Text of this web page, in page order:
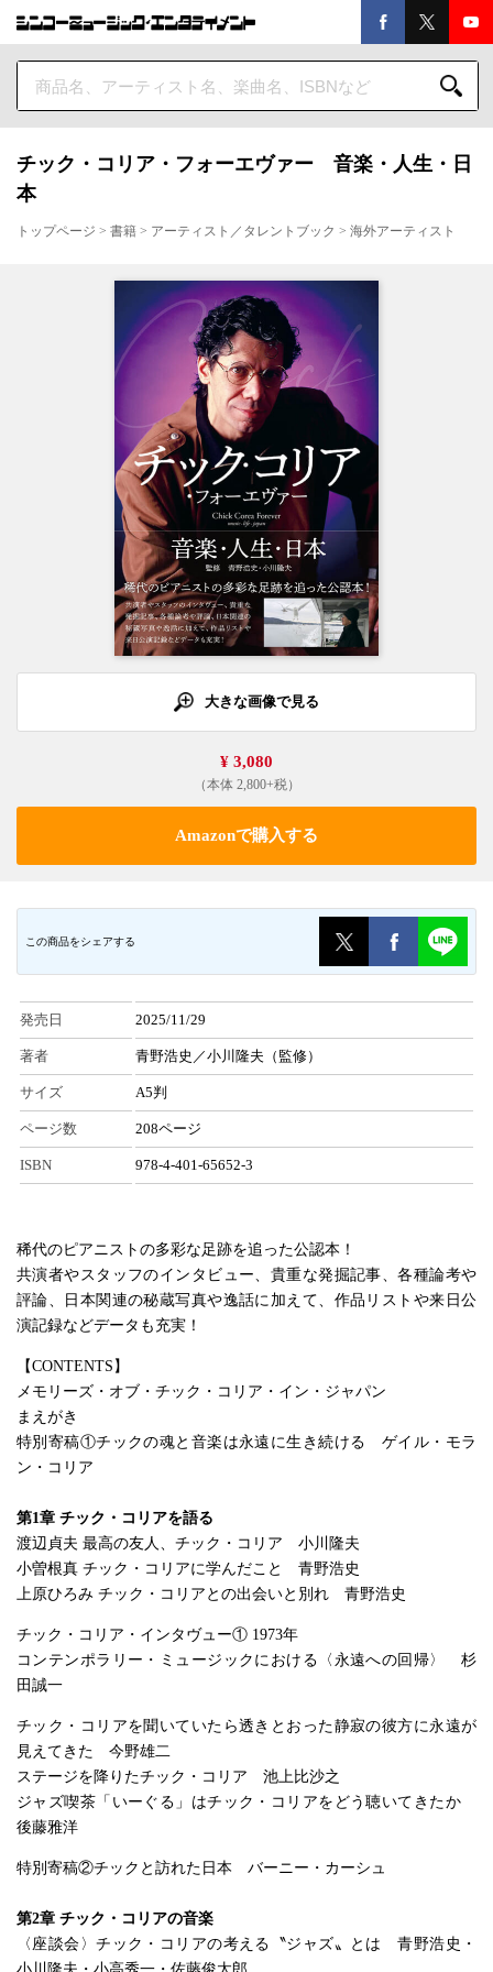
チック・コリア・フォーエヴァー 音楽・人生・日
本
トップページ > 書籍 > アーティスト／タレントブック > 海外アーティスト
大きな画像で見る
¥ 3,080
（本体 2,800+税）
Amazonで購入する
この商品をシェアする
発売日 2025/11/29
著者 青野浩史／小川隆夫（監修）
サイズ A5判
ページ数 208ページ
ISBN 978-4-401-65652-3
稀代のピアニストの多彩な足跡を追った公認本！
共演者やスタッフのインタビュー、貴重な発掘記事、各種論考や
評論、日本関連の秘蔵写真や逸話に加えて、作品リストや来日公
演記録などデータも充実！
【CONTENTS】
メモリーズ・オブ・チック・コリア・イン・ジャパン
まえがき
特別寄稿①チックの魂と音楽は永遠に生き続ける ゲイル・モラ
ン・コリア
第1章 チック・コリアを語る
渡辺貞夫 最高の友人、チック・コリア 小川隆夫
小曽根真 チック・コリアに学んだこと 青野浩史
上原ひろみ チック・コリアとの出会いと別れ 青野浩史
チック・コリア・インタヴュー① 1973年
コンテンポラリー・ミュージックにおける〈永遠への回帰〉 杉
田誠一
チック・コリアを聞いていたら透きとおった静寂の彼方に永遠が
見えてきた 今野雄二
ステージを降りたチック・コリア 池上比沙之
ジャズ喫茶「いーぐる」はチック・コリアをどう聴いてきたか
後藤雅洋
特別寄稿②チックと訪れた日本 バーニー・カーシュ
第2章 チック・コリアの音楽
〈座談会〉チック・コリアの考える〝ジャズ〟とは 青野浩史・